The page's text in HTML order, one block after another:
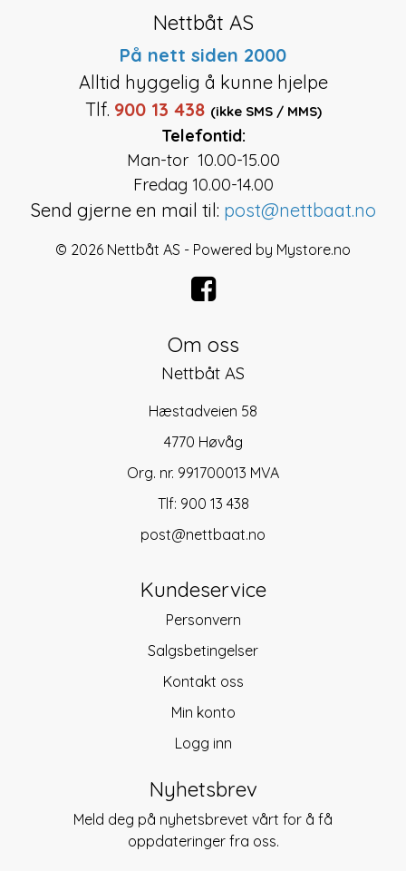
Nettbåt AS
På nett siden 2000
Alltid hyggelig å kunne hjelpe
Tlf. 900 13 438 (ikke SMS / MMS)
Telefontid:
Man-tor 10.00-15.00
Fredag 10.00-14.00
Send gjerne en mail til: post@nettbaat.no
© 2026 Nettbåt AS - Powered by Mystore.no
Om oss
Nettbåt AS
Hæstadveien 58
4770 Høvåg
Org. nr. 991700013 MVA
Tlf: 900 13 438
post@nettbaat.no
Kundeservice
Personvern
Salgsbetingelser
Kontakt oss
Min konto
Logg inn
Nyhetsbrev
Meld deg på nyhetsbrevet vårt for å få
oppdateringer fra oss.